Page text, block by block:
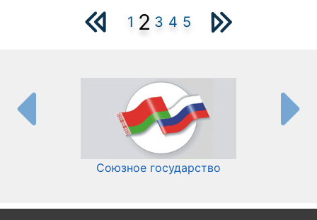
1 2 3 4 5
Союзное государство